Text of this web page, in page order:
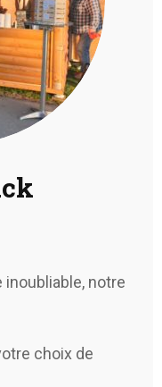
notre
choix de